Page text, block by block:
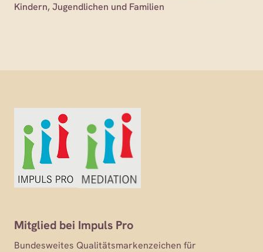
Kindern, Jugendlichen und Familien
Mitglied bei Impuls Pro
Bundesweites Qualitätsmarkenzeichen für